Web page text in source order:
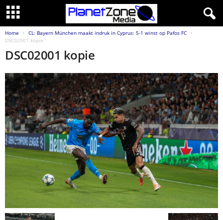
Home
CL: Bayern München maakt indruk in Cyprus: 5-1 winst op Pafos FC
DSC02001 kopie
DSC02001 kopie